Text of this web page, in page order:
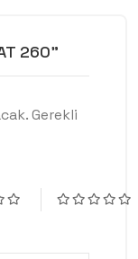
260”
Gerekli